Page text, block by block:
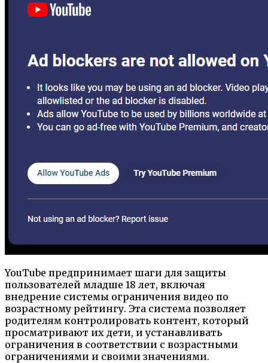
YouTube предпринимает шаги для защиты
пользователей младше 18 лет, включая
внедрение системы ограничения видео по
возрастному рейтингу. Эта система позволяет
родителям контролировать контент, который
просматривают их дети, и устанавливать
ограничения в соответствии с возрастными
ограничениями и своими значениями.